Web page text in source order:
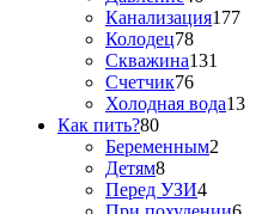
Канализация177
Колодец78
Скважина131
Счетчик76
Холодная вода13
Как пить?80
Беременным2
Детям8
Перед УЗИ4